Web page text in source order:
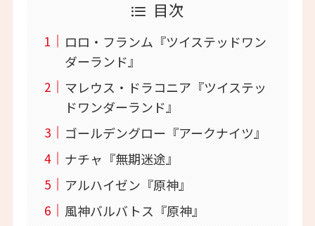
目次
ロロ・フランム『ツイステッドワン
ダーランド』
マレウス・ドラコニア『ツイステッ
ドワンダーランド』
ゴールデングロー『アークナイツ』
ナチャ『無期迷途』
アルハイゼン『原神』
風神バルバトス『原神』